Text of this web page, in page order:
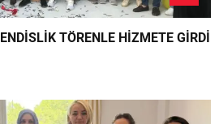
TÖRENLE HİZMETE GİRDİ